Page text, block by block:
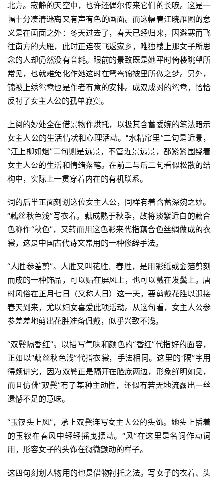
北方。寂静的天空中，也许还偶尔传来它们的长唳。这是一
幅十分凄清迷离又有声有色的画面。而这幅春江晓雁图的意
义是在画面之外：冬天过去了，春天已经归来，因避寒而飞
往南方的大雁，此时正连夜飞返家乡，唯独楼上那女子所思
念的人却仍然没有音耗。眼前的景致既是她平时倚楼眺望所
常见，也就难免化作她这时在鸳鸯锦被里所做之梦。另外，
锦被上绣鸳鸯也是作者有意的安排。成双成对的鸳鸯，恰恰
反衬了女主人公的孤单寂寞。
上阕的妙处全在借景物作烘托，以极其含蓄委婉的笔法暗示
女主人公的生活情状和心理活动。“水精帘里”二句是近景，
“江上柳如烟”二句则是远景，不管近景远景，都紧紧围绕着
女主人公的生活和情绪落笔。在前二与后二句看似松散的结
构中，实际上一贯穿着内在的有机联系。
词的后半正面刻划这位女主人公，同样有着含蓄深婉之妙。
“藕丝秋色浅”写衣着。藕成熟于秋季，故将淡紫近白的藕合
色称作“秋色”，又转而用这色彩来代指藕合色丝绸做成的衣
裳，这是中国古代诗文常用的一种修辞手法。
“人胜参差剪”。人胜又叫花胜、春胜，是用彩纸或金箔剪刻
而成的一种饰品，可以贴在屏风上，也可以戴在发鬓上。唐
时风俗在正月七日（又称人日）这一天，要剪戴花胜以迎接
春天到来，尤以妇女喜爱此项活动。从这句看，女主人公参
参差差地剪出花胜准备佩戴，似乎兴致不浅。
“双鬓隔香红”。以描写气味和颜色的“香红”代指好的面容，
正如以“藕丝秋色浅”代指衣裳，手法相同。这里的“隔”字用
得颇讲究，因为双鬓正是隔开在脸庞两边，形象鲜明如见，
而且仿佛“双鬓”有了某种主动性，还似有若无地流露出一丝
遗憾不足的意味。
“玉钗头上风”，承上双鬓连写女主人公的头饰。她头上插着
的玉钗在春风中轻轻摇曳摆动。“风”在这里是名词作动词
用，形容女子的头饰在微微颤动的样子。
这四句刻划人物用的也是借物衬托之法。写女子的衣着、头